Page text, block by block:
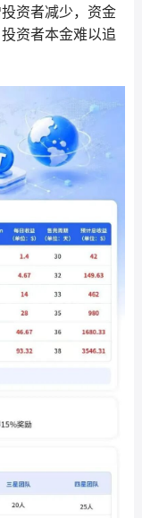
资者减少，资金
资者本金难以追